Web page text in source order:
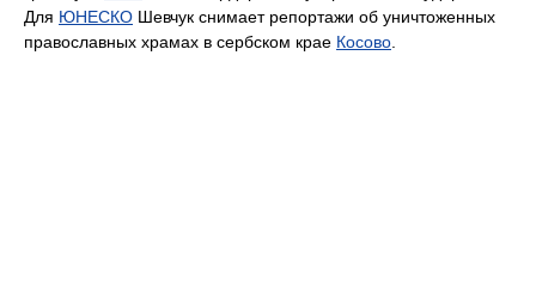
Для ЮНЕСКО Шевчук снимает репортажи об уничтоженных
православных храмах в сербском крае Косово.